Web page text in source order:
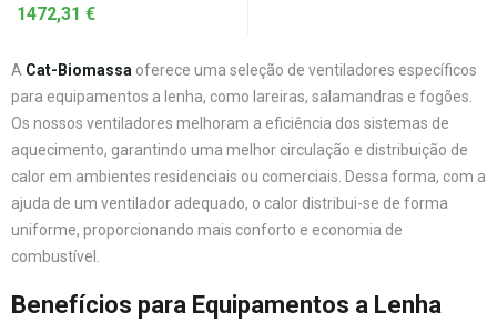
1472,31 €
A Cat-Biomassa oferece uma seleção de ventiladores específicos
para equipamentos a lenha, como lareiras, salamandras e fogões.
Os nossos ventiladores melhoram a eficiência dos sistemas de
aquecimento, garantindo uma melhor circulação e distribuição de
calor em ambientes residenciais ou comerciais. Dessa forma, com a
ajuda de um ventilador adequado, o calor distribui-se de forma
uniforme, proporcionando mais conforto e economia de
combustível.
Benefícios para Equipamentos a Lenha